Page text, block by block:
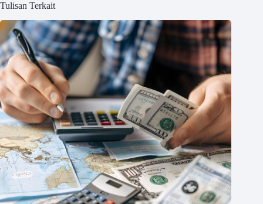
Tulisan Terkait